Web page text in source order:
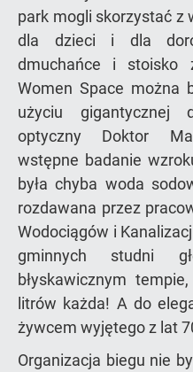
park mogli skorzystać z
dla dzieci i dla
dmuchańce i stoisko
Women Space można
użyciu gigantycznej
optyczny Doktor
wstępne badanie
była chyba woda
rozdawana przez
Wodociągów i
gminnych studni
błyskawicznym
litrów każda! A do
żywcem wyjętego z lat
Organizacja biegu nie